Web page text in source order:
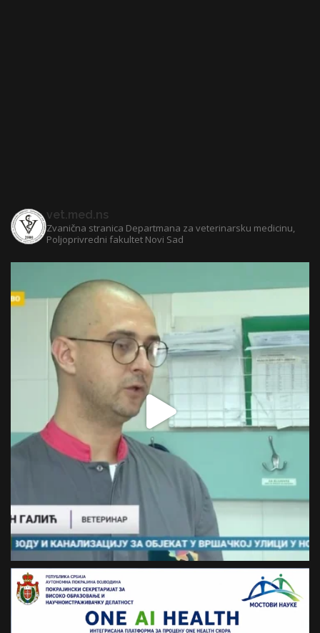
vet.med.ns
Zvanična stranica Departmana za veterinarsku medicinu,
Poljoprivredni fakultet Novi Sad